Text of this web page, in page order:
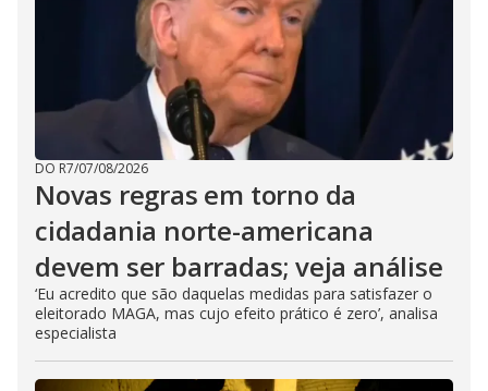
DO R7/07/08/2026
Novas regras em torno da
cidadania norte-americana
devem ser barradas; veja análise
‘Eu acredito que são daquelas medidas para satisfazer o
eleitorado MAGA, mas cujo efeito prático é zero’, analisa
especialista